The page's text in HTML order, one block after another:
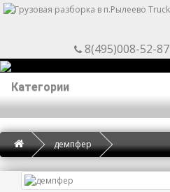
8(495)008-52-87
Категории
демпфер